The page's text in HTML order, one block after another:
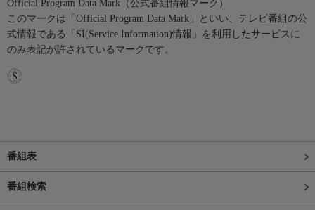
Official Program Data Mark（公式番組情報マーク）
このマークは「Official Program Data Mark」といい、テレビ番組の公
式情報である「SI(Service Information)情報」を利用したサービスに
のみ表記が許されているマークです。
番組表
番組検索